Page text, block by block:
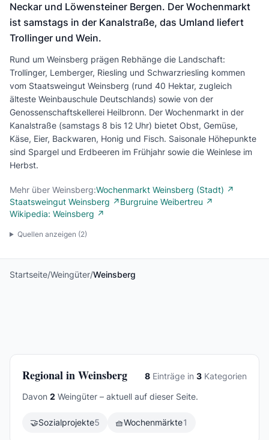
Neckar und Löwensteiner Bergen. Der Wochenmarkt
ist samstags in der Kanalstraße, das Umland liefert
Trollinger und Wein.
Rund um Weinsberg prägen Rebhänge die Landschaft:
Trollinger, Lemberger, Riesling und Schwarzriesling kommen
vom Staatsweingut Weinsberg (rund 40 Hektar, zugleich
älteste Weinbauschule Deutschlands) sowie von der
Genossenschaftskellerei Heilbronn. Der Wochenmarkt in der
Kanalstraße (samstags 8 bis 12 Uhr) bietet Obst, Gemüse,
Käse, Eier, Backwaren, Honig und Fisch. Saisonale Höhepunkte
sind Spargel und Erdbeeren im Frühjahr sowie die Weinlese im
Herbst.
Mehr über Weinsberg:Wochenmarkt Weinsberg (Stadt) ↗
Staatsweingut Weinsberg ↗Burgruine Weibertreu ↗
Wikipedia: Weinsberg ↗
Quellen anzeigen (2)
Startseite/Weingüter/Weinsberg
Regional in Weinsberg 8 Einträge in 3 Kategorien
Davon 2 Weingüter – aktuell auf dieser Seite.
🤝Sozialprojekte5 🧺Wochenmärkte1